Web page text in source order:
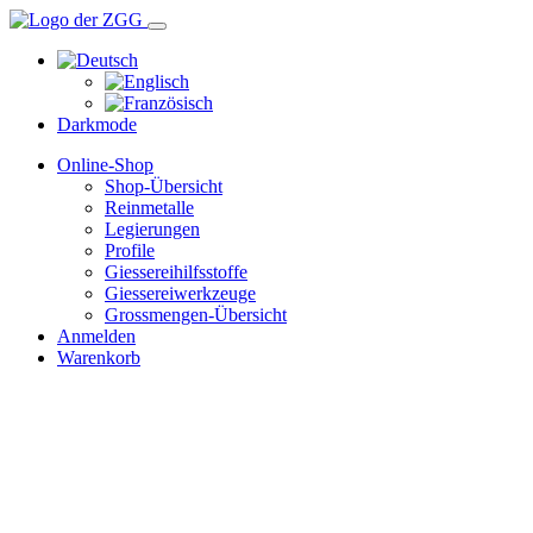
Darkmode
Online-Shop
Shop-Übersicht
Reinmetalle
Legierungen
Profile
Giessereihilfsstoffe
Giessereiwerkzeuge
Grossmengen-Übersicht
Anmelden
Warenkorb